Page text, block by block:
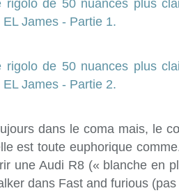
rigolo de 50 nuances plus
James - Partie 1.
rigolo de 50 nuances plus
James - Partie 2.
dans le coma mais, le
est toute euphorique
une Audi R8 (« blanche en
dans Fast and furious